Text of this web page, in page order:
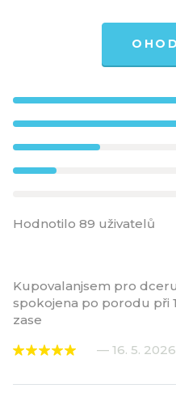
Hodnotilo 89 uživatelů
Kupovalanjsem pro
spokojena po porodu při
zase
— 16. 5. 2026